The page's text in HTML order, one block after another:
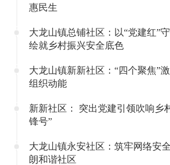
惠民生
大龙山镇总铺社区：以“党建红”
绘就乡村振兴安全底色
大龙山镇新新社区：“四个聚焦”
组织动能
新新社区： 突出党建引领吹响乡
锋号”
大龙山镇永安社区：筑牢网络安
朗和谐社区